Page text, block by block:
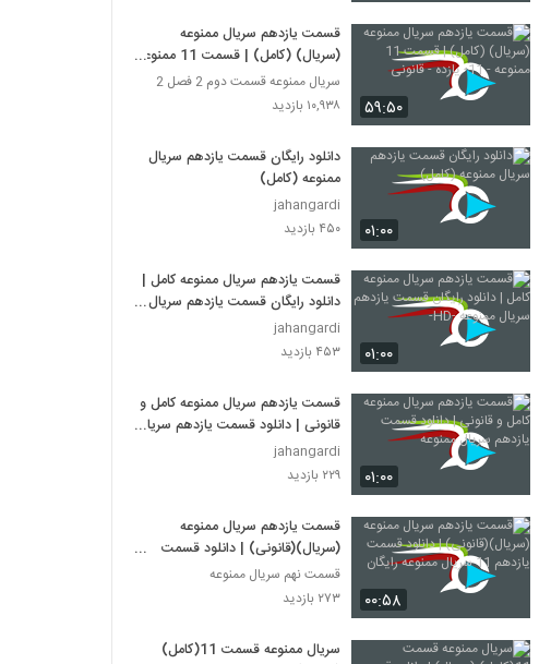
۵۹:۵۰
قسمت یازدهم سریال ممنوعه
(سریال) (کامل) | قسمت 11 ممنوعه
- 11- یازده - قانونی
سریال ممنوعه قسمت دوم 2 فصل 2
۱۰,۹۳۸ بازدید
۰۱:۰۰
دانلود رایگان قسمت یازدهم سریال
ممنوعه (کامل)
jahangardi
۴۵۰ بازدید
۰۱:۰۰
قسمت یازدهم سریال ممنوعه کامل |
دانلود رایگان قسمت یازدهم سریال
ممنوعه -HD-
jahangardi
۴۵۳ بازدید
۰۱:۰۰
قسمت یازدهم سریال ممنوعه کامل و
قانونی | دانلود قسمت یازدهم سریال
ممنوعه
jahangardi
۲۲۹ بازدید
۰۰:۵۸
قسمت یازدهم سریال ممنوعه
(سریال)(قانونی) | دانلود قسمت
یازدهم 11 سریال ممنوعه رایگان
قسمت نهم سریال ممنوعه
۲۷۳ بازدید
سریال ممنوعه قسمت 11(کامل)